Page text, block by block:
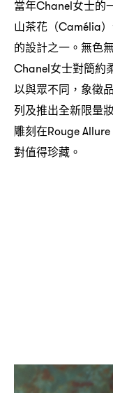
當年Chanel女士的
山茶花 （Camélia）
的設計之一。無色
Chanel女士對簡約
以與眾不同 ， 象徵
列及推出全新限量
雕刻在Rouge
對值得珍藏。